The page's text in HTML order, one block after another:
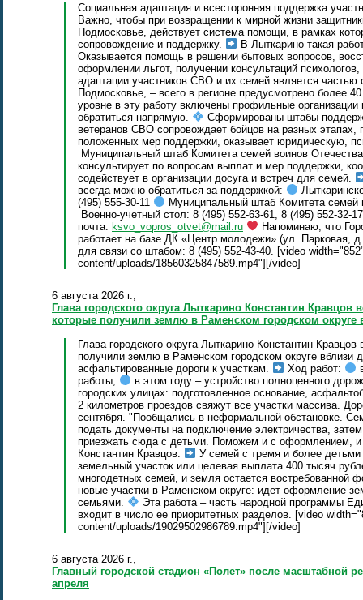
Социальная адаптация и всесторонняя поддержка
Важно, чтобы при возвращении к мирной жизни
Подмосковье, действует система помощи, в рамках
сопровождение и поддержку.
В Лыткарино такая
Оказывается помощь в решении бытовых вопросов,
оформлении льгот, получении консультаций
адаптации участников СВО и их семей является
Подмосковье, – всего в регионе предусмотрено более
уровне в эту работу включены профильные
обратиться напрямую.
Сформированы штабы
ветеранов СВО сопровождает бойцов на разных
положенных мер поддержки, оказывает юридическую,
Муниципальный штаб Комитета семей воинов
консультирует по вопросам выплат и мер поддержки,
содействует в организации досуга и встреч для семей.
всегда можно обратиться за поддержкой:
(495) 555-30-11
Муниципальный штаб Комитета семей
Военно-учетный стол: 8 (495) 552‑63‑61, 8 (495)
почта: ksvo_vopros_otvet@mail.ru
Напоминаю, что
работает на базе ДК «Центр молодежи» (ул. Парковая,
для связи со штабом: 8 (495) 552‑43‑40. [video
content/uploads/18560325847589.mp4"][/video]
6 августа 2026 г.,
Глава городского округа Лыткарино Константин
которые получили землю в Раменском городском округе
Глава городского округа Лыткарино Константин
получили землю в Раменском городском округе вблизи
асфальтированные дороги к участкам.
Ход работ:
работы;
в этом году – устройство полноценного
городских улицах: подготовленное основание,
2 километров проездов свяжут все участки массива.
сентября. "Пообщались в неформальной обстановке.
подать документы на подключение электричества,
приезжать сюда с детьми. Поможем и с оформлением,
Константин Кравцов.
У семей с тремя и более
земельный участок или целевая выплата 400 тысяч
многодетных семей, и земля остается востребованной
новые участки в Раменском округе: идет оформление
семьями.
Эта работа – часть народной программы
входит в число ее приоритетных разделов. [video
content/uploads/19029502986789.mp4"][/video]
6 августа 2026 г.,
Главный городской стадион «Полет» после масштабной
апреля